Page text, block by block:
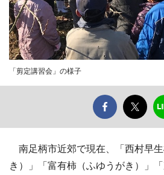
「剪定講習会」の様子
南足柄市近郊で現在、「西村早
き）」「富有柿（ふゆうがき）」